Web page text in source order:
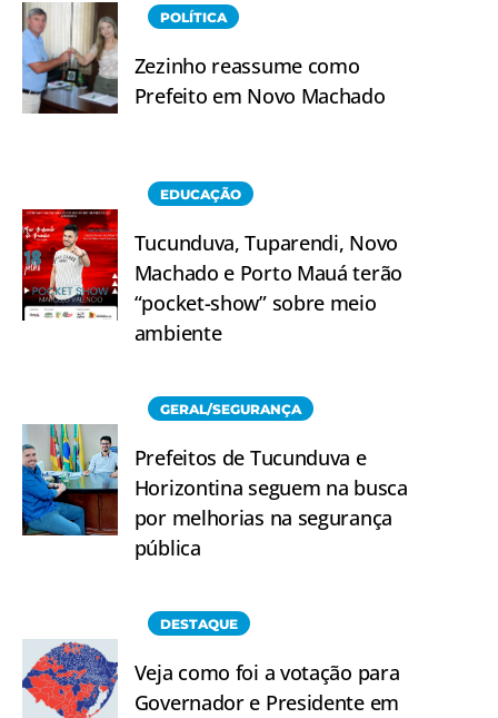
POLÍTICA
Zezinho reassume como
Prefeito em Novo Machado
EDUCAÇÃO
Tucunduva, Tuparendi, Novo
Machado e Porto Mauá terão
“pocket-show” sobre meio
ambiente
GERAL/SEGURANÇA
Prefeitos de Tucunduva e
Horizontina seguem na busca
por melhorias na segurança
pública
DESTAQUE
Veja como foi a votação para
Governador e Presidente em